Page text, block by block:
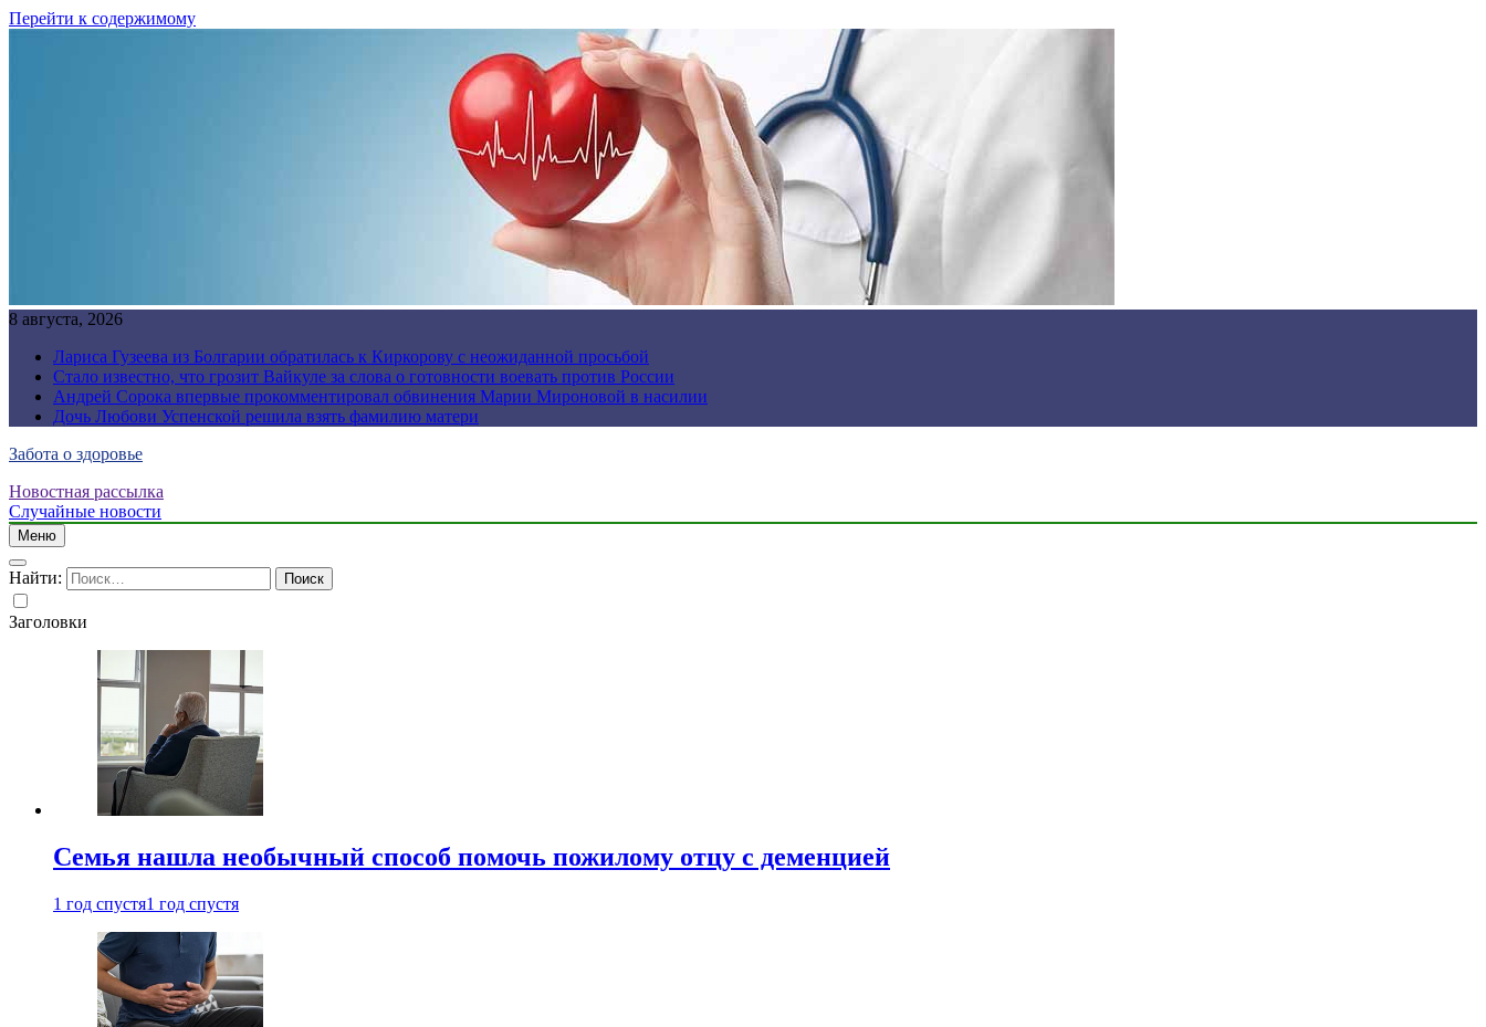
Перейти к содержимому
8 августа, 2026
Лариса Гузеева из Болгарии обратилась к Киркорову с неожиданной просьбой
Стало известно, что грозит Вайкуле за слова о готовности воевать против России
Андрей Сорока впервые прокомментировал обвинения Марии Мироновой в насилии
Дочь Любови Успенской решила взять фамилию матери
Забота о здоровье
Новостная рассылка
Случайные новости
Меню
Найти:
Заголовки
Семья нашла необычный способ помочь пожилому отцу с деменцией
1 год спустя1 год спустя